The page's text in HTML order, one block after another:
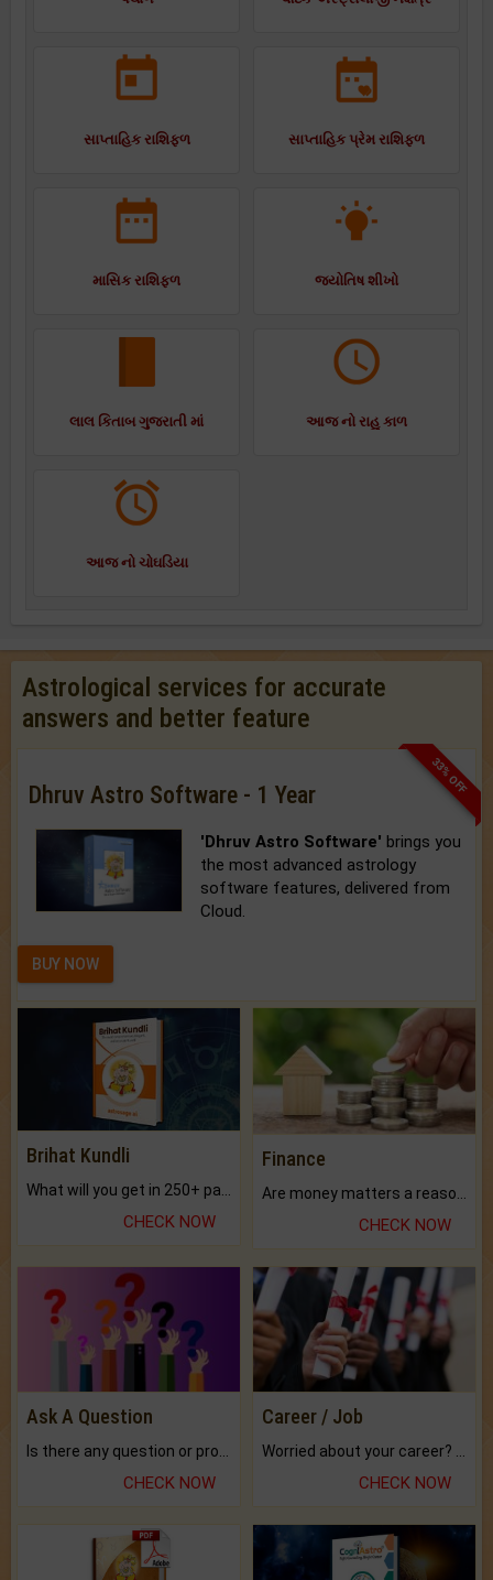
સાપ્તાહિક રાશિફળ સાપ્તાહિક પ્રેમ રાશિફળ
માસિક રાશિફળ જ્યોતિષ શીખો
લાલ કિતાબ ગુજરાતી માં આજ નો રાહુ કાળ
આજ નો ચોઘડિયા
Astrological services for accurate
answers and better feature
33% OFF
Dhruv Astro Software - 1 Year
'Dhruv Astro Software' brings you
the most advanced astrology
software features, delivered from
Cloud.
BUY NOW
Brihat Kundli
CHECK NOW
Finance
CHECK NOW
Ask A Question
CHECK NOW
Career / Job
CHECK NOW